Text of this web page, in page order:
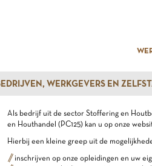
WERKGEVERS EN
Als bedrijf uit de sector Stoffering en
en Houthandel (PC125) kan u op onze
Hierbij een kleine greep uit de
inschrijven op onze opleidingen en uw